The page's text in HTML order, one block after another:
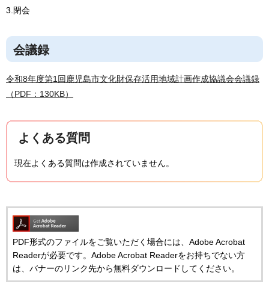
3.閉会
会議録
令和8年度第1回鹿児島市文化財保存活用地域計画作成協議会会議録
（PDF：130KB）
よくある質問
現在よくある質問は作成されていません。
PDF形式のファイルをご覧いただく場合には、Adobe Acrobat
Readerが必要です。Adobe Acrobat Readerをお持ちでない方
は、バナーのリンク先から無料ダウンロードしてください。